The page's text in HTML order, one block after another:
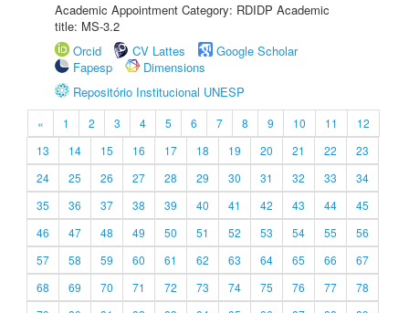
Academic Appointment Category: RDIDP Academic
title: MS-3.2
Orcid
CV Lattes
Google Scholar
Fapesp
Dimensions
Repositório Institucional UNESP
« 1 2 3 4 5 6 7 8 9 10 11
12
13
14 15 16 17 18 19 20 21 22
23
24
25 26 27 28 29 30 31 32 33
34
35
36 37 38 39 40 41 42 43 44
45
46
47 48 49 50 51 52 53 54 55
56
57
58 59 60 61 62 63 64 65 66
67
68
69 70 71 72 73 74 75 76 77
78